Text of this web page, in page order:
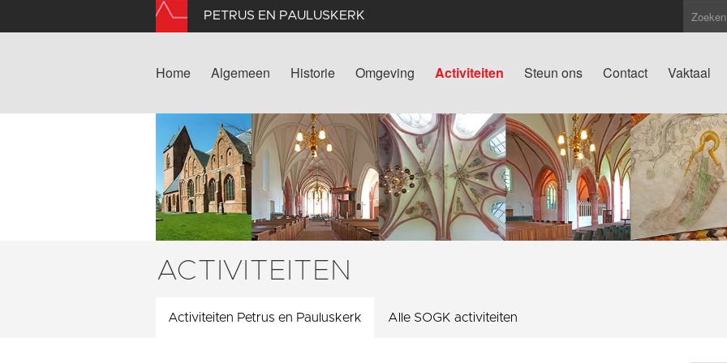
PETRUS EN PAULUSKERK
Home Algemeen Historie Omgeving Activiteiten Steun ons Contact Vaktaal
ACTIVITEITEN
Activiteiten Petrus en Pauluskerk Alle SOGK activiteiten